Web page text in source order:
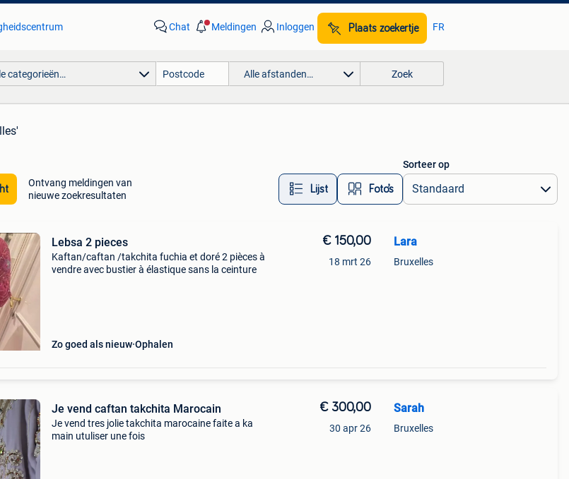
Chat Meldingen Inloggen Plaats zoekertje FR
categorieën… Alle afstanden… Zoek
Ontvang meldingen van
nieuwe zoekresultaten
Lijst Foto’s
Sorteer op
Lebsa 2 pieces
Kaftan/caftan /takchita fuchia et doré 2 pièces à
vendre avec bustier à élastique sans la ceinture
Zo goed als nieuw Ophalen
€ 150,00
18 mrt 26
Lara
Bruxelles
Je vend caftan takchita Marocain
Je vend tres jolie takchita marocaine faite a ka
main utuliser une fois
€ 300,00
30 apr 26
Sarah
Bruxelles